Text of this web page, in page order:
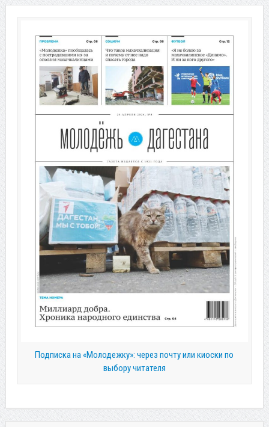
Подписка на «Молодежку»: через почту или киоски по
выбору читателя